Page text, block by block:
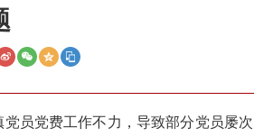
员党费工作不力，导致部分党员屡次